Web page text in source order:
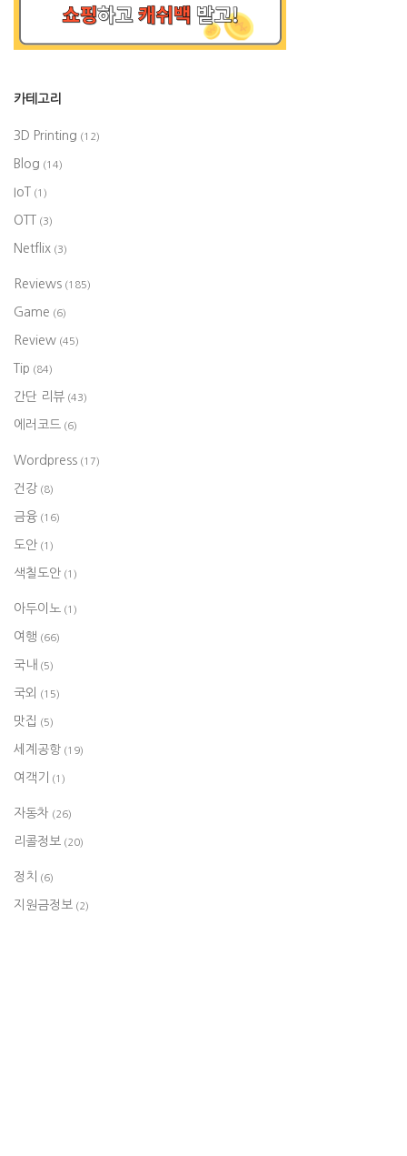
카테고리
3D Printing (12)
Blog (14)
IoT (1)
OTT (3)
Netflix (3)
Reviews (185)
Game (6)
Review (45)
Tip (84)
간단 리뷰 (43)
에러코드 (6)
Wordpress (17)
건강 (8)
금융 (16)
도안 (1)
색칠도안 (1)
아두이노 (1)
여행 (66)
국내 (5)
국외 (15)
맛집 (5)
세계공항 (19)
여객기 (1)
자동차 (26)
리콜정보 (20)
정치 (6)
지원금정보 (2)